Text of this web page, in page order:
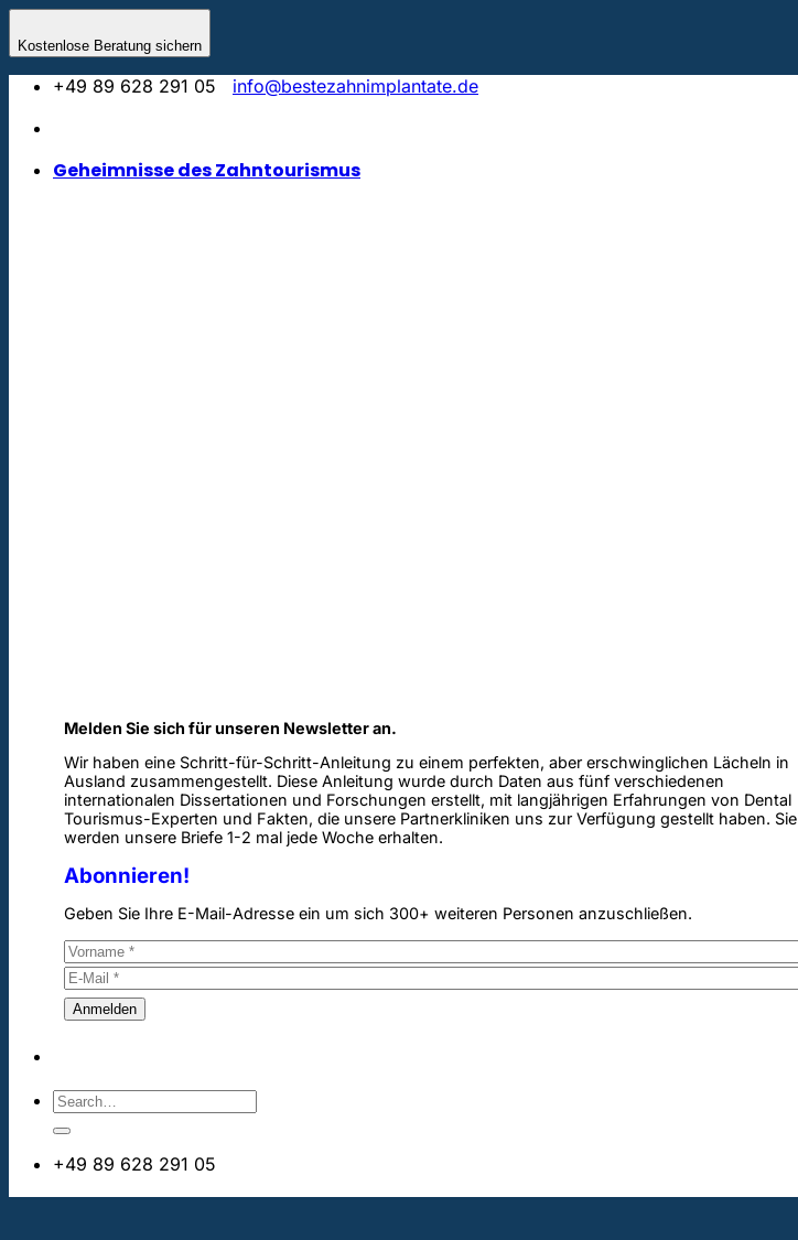
Kostenlose Beratung sichern
springen
+49 89 628 291 05
info@bestezahnimplantate.de
Geheimnisse des Zahntourismus
Melden Sie sich für unseren Newsletter an.
Wir haben eine Schritt-für-Schritt-Anleitung zu einem perfekten, aber erschwinglichen Lächeln in
Ausland zusammengestellt. Diese Anleitung wurde durch Daten aus fünf verschiedenen
internationalen Dissertationen und Forschungen erstellt, mit langjährigen Erfahrungen von Dental
Tourismus-Experten und Fakten, die unsere Partnerkliniken uns zur Verfügung gestellt haben. Sie
werden unsere Briefe 1-2 mal jede Woche erhalten.
Abonnieren!
Geben Sie Ihre E-Mail-Adresse ein um sich 300+ weiteren Personen anzuschließen.
+49 89 628 291 05